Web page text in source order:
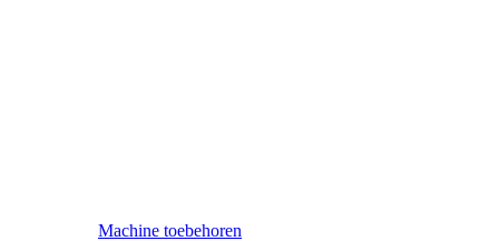
Machine toebehoren